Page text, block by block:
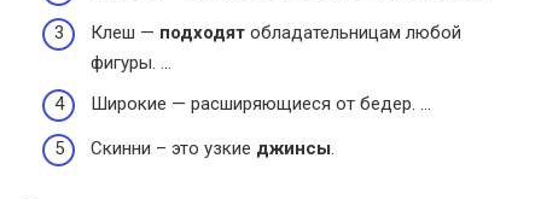
Клеш — подходят обладательницам любой
фигуры. …
Широкие — расширяющиеся от бедер. …
Скинни – это узкие джинсы.